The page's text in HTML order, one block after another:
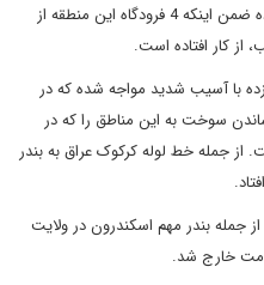
این مناطق روند امدادرسانی را مشکل کرده ضمن اینکه 4 فرودگاه این منطقه از
از کار افتاده است.
با آسیب شدید مواجه شده که در
سوخت به این مناطق را که در
جمله خط لوله کرکوک عراق به بندر
جمله بندر مهم اسکندرون در ولایت
خارج شد.